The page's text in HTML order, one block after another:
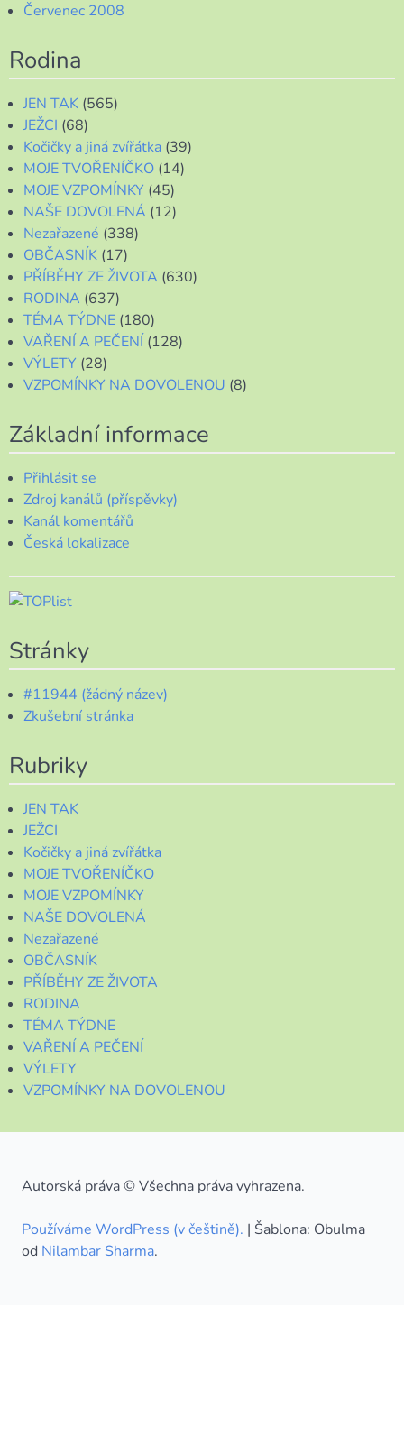
Červenec 2008
Rodina
JEN TAK (565)
JEŽCI (68)
Kočičky a jiná zvířátka (39)
MOJE TVOŘENÍČKO (14)
MOJE VZPOMÍNKY (45)
NAŠE DOVOLENÁ (12)
Nezařazené (338)
OBČASNÍK (17)
PŘÍBĚHY ZE ŽIVOTA (630)
RODINA (637)
TÉMA TÝDNE (180)
VAŘENÍ A PEČENÍ (128)
VÝLETY (28)
VZPOMÍNKY NA DOVOLENOU (8)
Základní informace
Přihlásit se
Zdroj kanálů (příspěvky)
Kanál komentářů
Česká lokalizace
Stránky
#11944 (žádný název)
Zkušební stránka
Rubriky
JEN TAK
JEŽCI
Kočičky a jiná zvířátka
MOJE TVOŘENÍČKO
MOJE VZPOMÍNKY
NAŠE DOVOLENÁ
Nezařazené
OBČASNÍK
PŘÍBĚHY ZE ŽIVOTA
RODINA
TÉMA TÝDNE
VAŘENÍ A PEČENÍ
VÝLETY
VZPOMÍNKY NA DOVOLENOU
Autorská práva © Všechna práva vyhrazena.
Používáme WordPress (v češtině). | Šablona: Obulma
od Nilambar Sharma.